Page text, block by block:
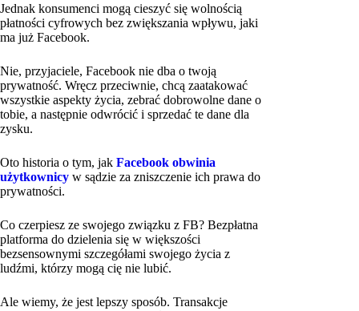
Jednak konsumenci mogą cieszyć się wolnością
płatności cyfrowych bez zwiększania wpływu, jaki
ma już Facebook.
Nie, przyjaciele, Facebook nie dba o twoją
prywatność. Wręcz przeciwnie, chcą zaatakować
wszystkie aspekty życia, zebrać dobrowolne dane o
tobie, a następnie odwrócić i sprzedać te dane dla
zysku.
Oto historia o tym, jak Facebook obwinia
użytkownicy w sądzie za zniszczenie ich prawa do
prywatności.
Co czerpiesz ze swojego związku z FB? Bezpłatna
platforma do dzielenia się w większości
bezsensownymi szczegółami swojego życia z
ludźmi, którzy mogą cię nie lubić.
Ale wiemy, że jest lepszy sposób. Transakcje